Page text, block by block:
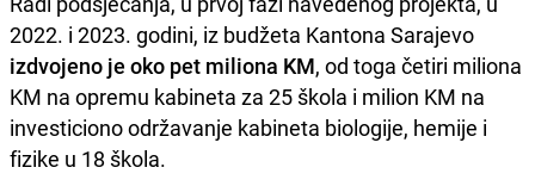
2022. i 2023. godini, iz budžeta Kantona Sarajevo
izdvojeno je oko pet miliona KM, od toga četiri miliona
KM na opremu kabineta za 25 škola i milion KM na
investiciono održavanje kabineta biologije, hemije i
fizike u 18 škola.